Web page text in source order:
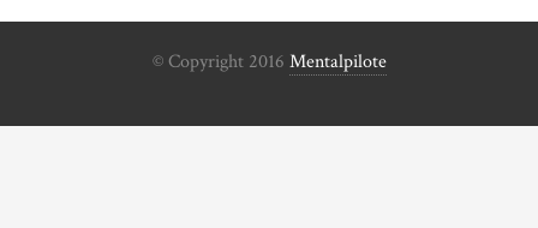
© Copyright 2016 Mentalpilote